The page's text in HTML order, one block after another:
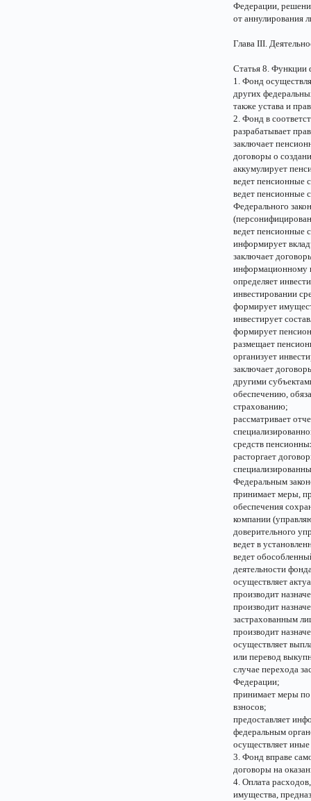
Федерации,
от аннулирования
Глава III.
Статья 8. Функции
1. Фонд
других
также устава и
2. Фонд в
разрабатывает
заключает
договоры о
аккумулирует
ведет пенсионные
ведет пенсионные
Федерального
ведет пенсионные
информирует
заключает
информационному
определяет
инвестировании
формирует
инвестирует
формирует
размещает
организует
заключает
другими
обеспечению,
страхованию;
рассматривает
средств
расторгает
Федеральным
принимает меры,
обеспечения
компании
доверительного
ведет в
ведет
деятельности
осуществляет
производит
производит
застрахованным
производит
осуществляет
или перевод
случае перехода
Федерации;
принимает меры
взносов;
предоставляет
федеральным
осуществляет
3. Фонд вправе
договоры на
4. Оплата
имущества,